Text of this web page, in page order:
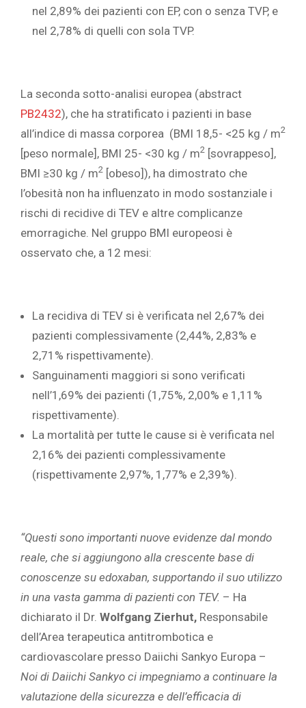
nel 2,89% dei pazienti con EP, con o senza TVP, e
nel 2,78% di quelli con sola TVP.
La seconda sotto-analisi europea (abstract
PB2432), che ha stratificato i pazienti in base
all’indice di massa corporea (BMI 18,5- <25 kg / m2
[peso normale], BMI 25- <30 kg / m2 [sovrappeso],
BMI ≥30 kg / m2 [obeso]), ha dimostrato che
l’obesità non ha influenzato in modo sostanziale i
rischi di recidive di TEV e altre complicanze
emorragiche. Nel gruppo BMI europeosi è
osservato che, a 12 mesi:
La recidiva di TEV si è verificata nel 2,67% dei
pazienti complessivamente (2,44%, 2,83% e
2,71% rispettivamente).
Sanguinamenti maggiori si sono verificati
nell’1,69% dei pazienti (1,75%, 2,00% e 1,11%
rispettivamente).
La mortalità per tutte le cause si è verificata nel
2,16% dei pazienti complessivamente
(rispettivamente 2,97%, 1,77% e 2,39%).
“Questi sono importanti nuove evidenze dal mondo
reale, che si aggiungono alla crescente base di
conoscenze su edoxaban, supportando il suo utilizzo
in una vasta gamma di pazienti con TEV. – Ha
dichiarato il Dr. Wolfgang Zierhut, Responsabile
dell’Area terapeutica antitrombotica e
cardiovascolare presso Daiichi Sankyo Europa –
Noi di Daiichi Sankyo ci impegniamo a continuare la
valutazione della sicurezza e dell’efficacia di